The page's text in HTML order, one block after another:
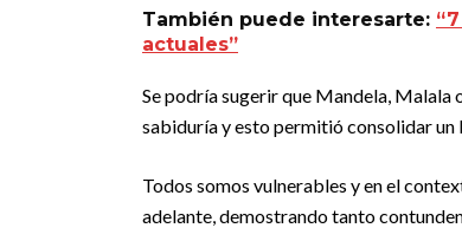
También puede interesarte:
actuales”
Se podría sugerir que Mandela,
sabiduría y esto permitió consolidar un
Todos somos vulnerables y en el
adelante, demostrando tanto